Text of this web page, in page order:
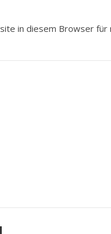
in diesem Browser